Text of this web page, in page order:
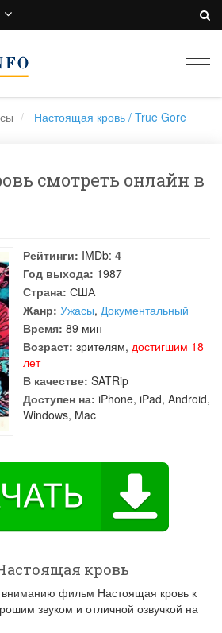
Настоящая кровь / True Gore
смотреть онлайн в
Рейтинги: IMDb: 4
Год выхода: 1987
Страна: США
Жанр: Ужасы, Документальный
Время: 89 мин
Возраст: зрителям, достигшим 18
лет
В качестве: SATRip
Доступен на: iPhone, iPad, Android,
Windows, Mac
кровь
фильм Настоящая кровь к
звуком и отличной озвучкой на